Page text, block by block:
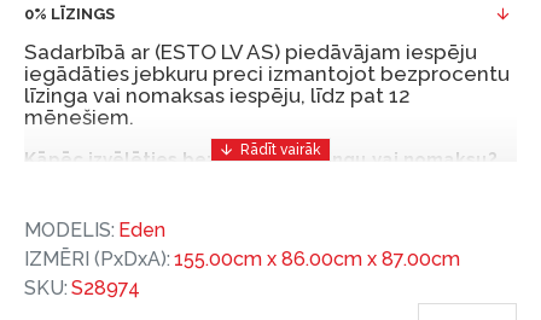
0% LĪZINGS
Sadarbībā ar (ESTO LV AS) piedāvājam iespēju
iegādāties jebkuru preci izmantojot bezprocentu
līzinga vai nomaksas iespēju, līdz pat 12
mēnešiem.
Kāpēc izvēlēties bezprocentu līzingu vai nomaksu?
un izdevīgs finansēšanas risinājums, lai iegādātos
vajadzīgās preces tulīt, bet par tām norēķinoties
vēlāk.
MODELIS: Eden
IZMĒRI (PxDxA): 155.00cm x 86.00cm x 87.00cm
SKU: S28974